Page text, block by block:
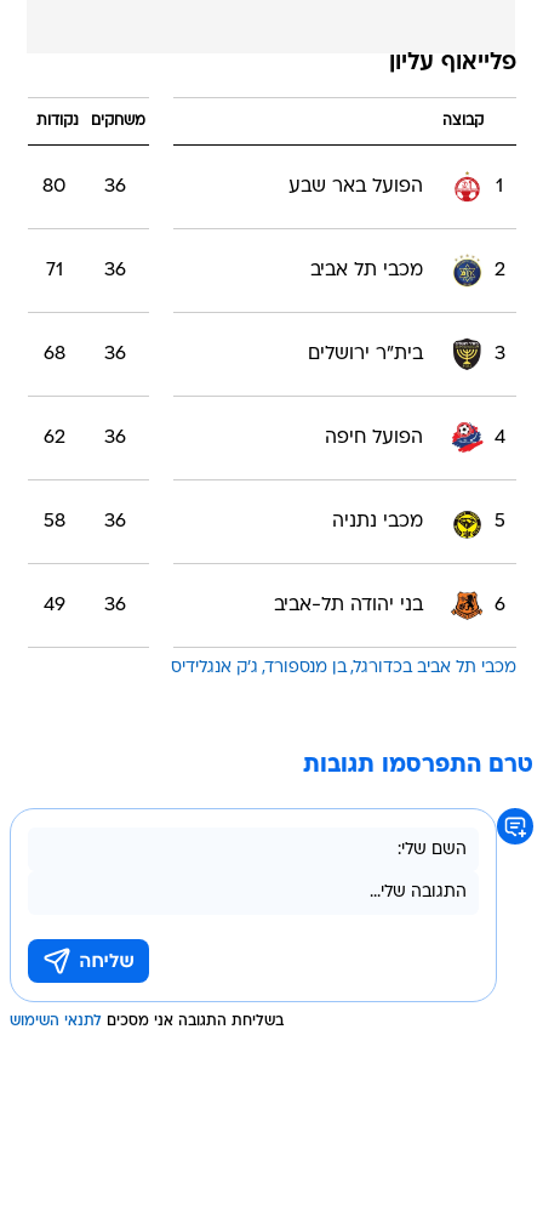
פלייאוף עליון
קבוצה משחקים נקודות
1 הפועל באר שבע 36
80
2 מכבי תל אביב 36
71
3 בית"ר ירושלים 36
68
4 הפועל חיפה 36
62
5 מכבי נתניה 36
58
6 בני יהודה תל-אביב 36
49
מכבי תל אביב בכדורגל בן מנספורד ג'ק אנגלידיס
טרם התפרסמו תגובות
בשליחת התגובה אני מסכים לתנאי השימוש